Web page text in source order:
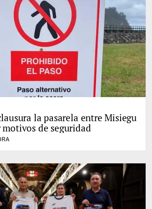
la pasarela entre Misiegu
de seguridad